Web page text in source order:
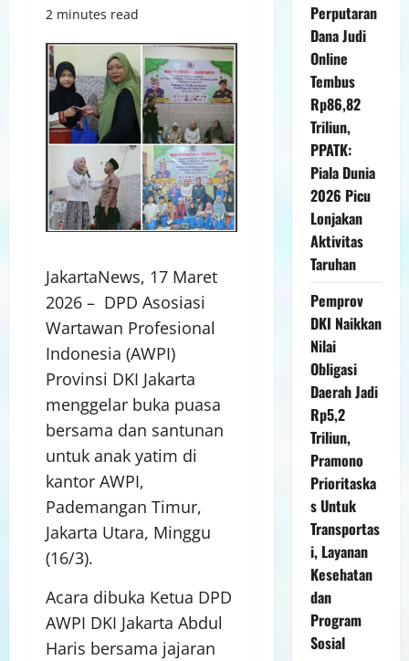
2 minutes read
JakartaNews, 17 Maret
2026 – DPD Asosiasi
Wartawan Profesional
Indonesia (AWPI)
Provinsi DKI Jakarta
menggelar buka puasa
bersama dan santunan
untuk anak yatim di
kantor AWPI,
Pademangan Timur,
Jakarta Utara, Minggu
(16/3).
Acara dibuka Ketua DPD
AWPI DKI Jakarta Abdul
Haris bersama jajaran
Perputaran
Dana Judi
Online
Tembus
Rp86,82
Triliun,
PPATK:
Piala Dunia
2026 Picu
Lonjakan
Aktivitas
Taruhan
Pemprov
DKI Naikkan
Nilai
Obligasi
Daerah Jadi
Rp5,2
Triliun,
Pramono
Prioritaska
s Untuk
Transportas
i, Layanan
Kesehatan
dan
Program
Sosial